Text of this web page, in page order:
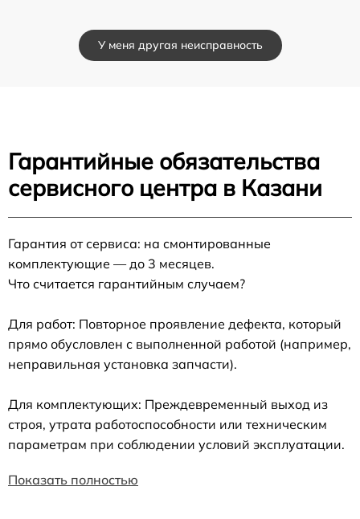
У меня другая неисправность
Гарантийные обязательства
сервисного центра в Казани
Гарантия от сервиса: на смонтированные
комплектующие — до 3 месяцев.
Что считается гарантийным случаем?
Для работ: Повторное проявление дефекта, который
прямо обусловлен с выполненной работой (например,
неправильная установка запчасти).
Для комплектующих: Преждевременный выход из
строя, утрата работоспособности или техническим
параметрам при соблюдении условий эксплуатации.
Показать полностью